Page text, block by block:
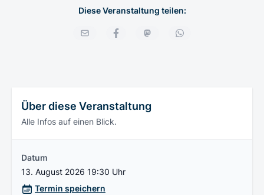
Diese Veranstaltung teilen:
Über diese Veranstaltung
Alle Infos auf einen Blick.
Datum
13. August 2026 19:30 Uhr
Termin speichern